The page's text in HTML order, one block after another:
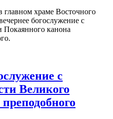
главном храме Восточного
богослужение с
Покаянного канона
с
Великого